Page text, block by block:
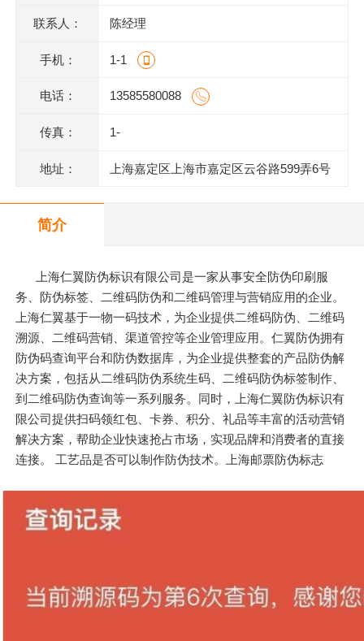
联系人： 陈经理
手机： 1-1
电话： 13585580088
传真： 1-
地址： 上海嘉定区上海市嘉定区云谷路599弄6号
简介
上海仁翼防伪标识有限公司是一家从事安全防伪印刷服
务、防伪标签、二维码防伪和二维码管理与营销应用的企业。
上海仁翼基于一物一码技术，为企业提供二维码防伪、二维码
溯源、二维码营销、渠道管控等企业管理应用。仁翼防伪拥有
防伪码查询平台和防伪数据库，为企业提供整套的产品防伪解
决方案，包括从二维码防伪系统生码、二维码防伪标签制作、
到二维码防伪查询等一系列服务。同时，上海仁翼防伪标识有
限公司提供扫码领红包、卡券、积分、礼品等丰富的活动营销
解决方案，帮助企业快速抢占市场，实现品牌和消费者的直接
连接。 工艺品是否可以制作防伪技术。上海邮票防伪标志